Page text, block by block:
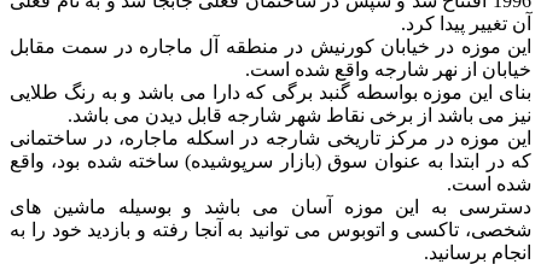
آن تغییر پیدا کرد.
این موزه در خیابان کورنیش در منطقه آل ماجاره در سمت مقابل
خیابان از نهر شارجه واقع شده است.
بنای این موزه بواسطه گنبد برگی که دارا می باشد و به رنگ طلایی
نیز می باشد از برخی نقاط شهر شارجه قابل دیدن می باشد.
این موزه در مرکز تاریخی شارجه در اسکله ماجاره، در ساختمانی
که در ابتدا به عنوان سوق (بازار سرپوشیده) ساخته شده بود، واقع
شده است.
دسترسی به این موزه آسان می باشد و بوسیله ماشین های
شخصی، تاکسی و اتوبوس می توانید به آنجا رفته و بازدید خود را به
انجام برسانید.